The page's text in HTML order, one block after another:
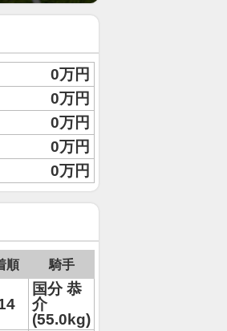
0万円
0万円
0万円
0万円
0万円
順 騎手
国分 恭
介
(55.0kg)